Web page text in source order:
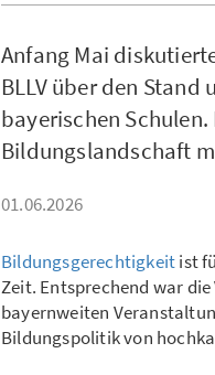
Anfang Mai
BLLV über den
bayerischen
Bildungslandschaft
01.06.2026
Bildungsgerechtigkeitist
Zeit. Entsprechend war
bayernweiten
Bildungspolitik von